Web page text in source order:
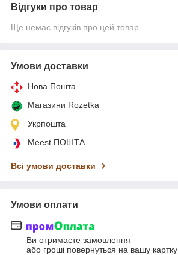
Відгуки про товар
Ще немає відгуків про цей товар
Умови доставки
Нова Пошта
Магазини Rozetka
Укрпошта
Meest ПОШТА
Всі умови доставки
Умови оплати
Ви отримаєте замовлення
або гроші повернуться на вашу картку